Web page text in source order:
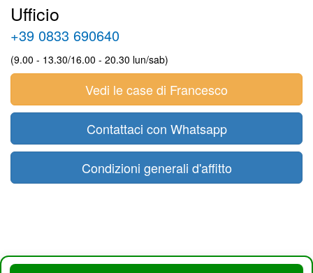
Ufficio
+39 0833 690640
(9.00 - 13.30/16.00 - 20.30 lun/sab)
Vedi le case di Francesco
Contattaci con Whatsapp
Condizioni generali d'affitto